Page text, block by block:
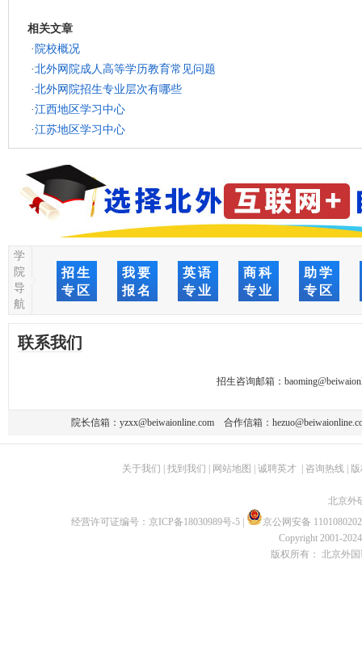
相关文章
· 院校概况
·北外网院成人高等学历教育常见问题
·北外网院招生专业层次有哪些
·江西地区学习中心
·江苏地区学习中心
学
院
导
航
招生
专区
我要
报名
英语
专业
商科
专业
助学
专区
联系我们
招生咨询邮箱：
院长信箱： yzxx@beiwaionline.com 合作信箱：
关于我们 找到我们 网站地图 诚聘英才| 咨询热线|
北京外
经营许可证编号： 京ICP备18030989号-5
京公网安备
Copyright 2001-
版权所有： 北京外